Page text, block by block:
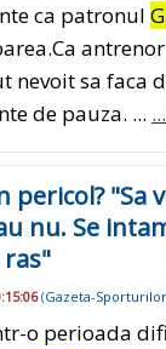
ca patronul
antrenor
nevoit sa faca
de pauza. ...
pericol? "Sa
nu. Se
ras"
(Gazeta-Sporturilor
o perioada